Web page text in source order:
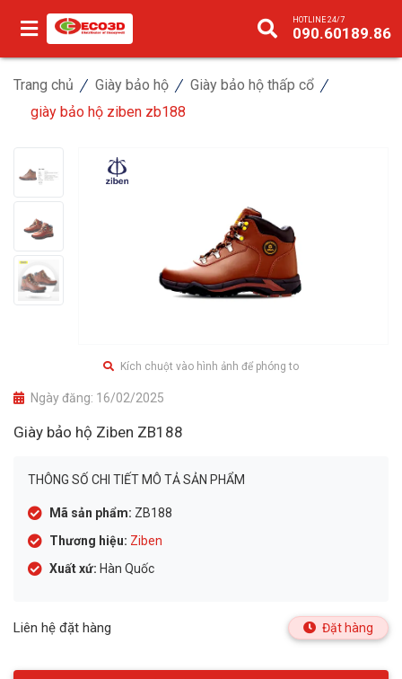
HOTLINE 24/7
090.60189.86
Trang chủ Giày bảo hộ
Giày bảo hộ thấp cổ
giày bảo hộ ziben zb188
Kích chuột vào hình ảnh để phóng to
Ngày đăng: 16/02/2025
Giày bảo hộ Ziben ZB188
THÔNG SỐ CHI TIẾT MÔ TẢ SẢN PHẨM
Mã sản phẩm: ZB188
Thương hiệu: Ziben
Xuất xứ: Hàn Quốc
Liên hệ đặt hàng Đặt hàng